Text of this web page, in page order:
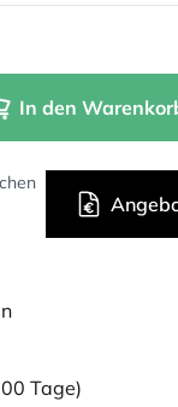
In den
Tage)